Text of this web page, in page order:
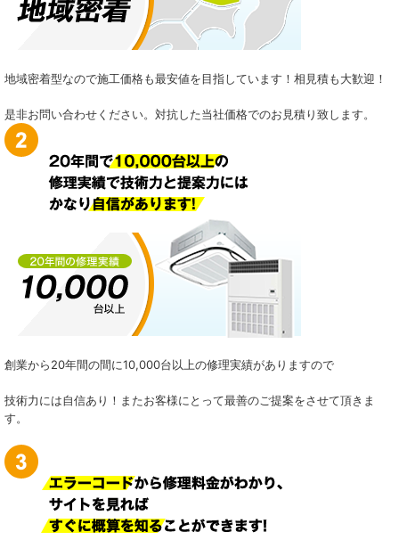
地域密着型なので施工価格も最安値を目指しています！相見積も大歓迎！
是非お問い合わせください。対抗した当社価格でのお見積り致します。
創業から20年間の間に10,000台以上の修理実績がありますので
技術力には自信あり！またお客様にとって最善のご提案をさせて頂きま
す。